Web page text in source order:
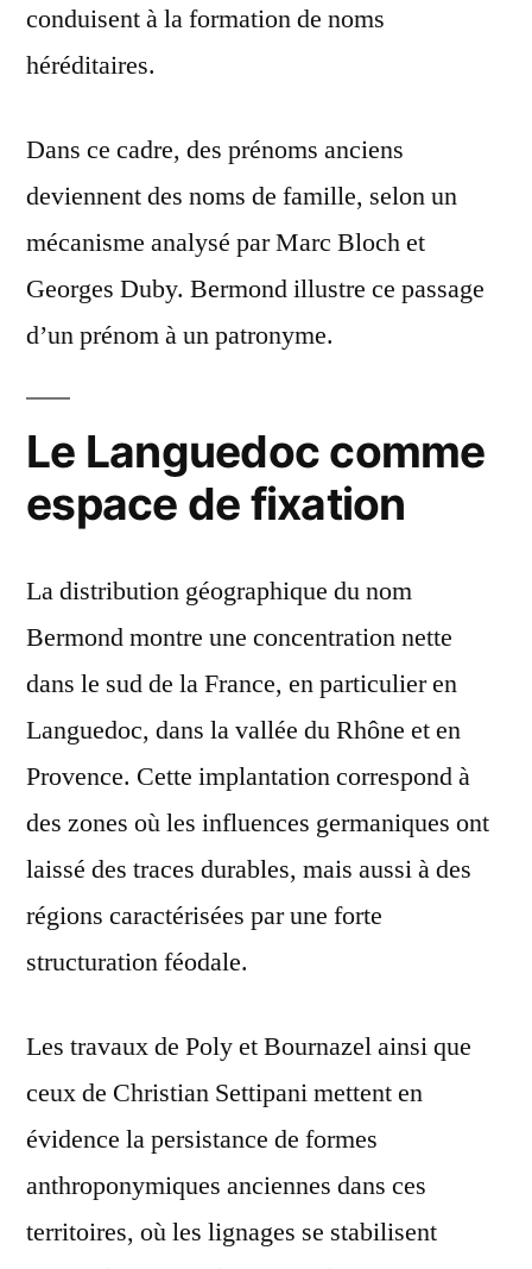
conduisent à la formation de noms
héréditaires.
Dans ce cadre, des prénoms anciens
deviennent des noms de famille, selon un
mécanisme analysé par Marc Bloch et
Georges Duby. Bermond illustre ce passage
d’un prénom à un patronyme.
Le Languedoc comme
espace de fixation
La distribution géographique du nom
Bermond montre une concentration nette
dans le sud de la France, en particulier en
Languedoc, dans la vallée du Rhône et en
Provence. Cette implantation correspond à
des zones où les influences germaniques ont
laissé des traces durables, mais aussi à des
régions caractérisées par une forte
structuration féodale.
Les travaux de Poly et Bournazel ainsi que
ceux de Christian Settipani mettent en
évidence la persistance de formes
anthroponymiques anciennes dans ces
territoires, où les lignages se stabilisent